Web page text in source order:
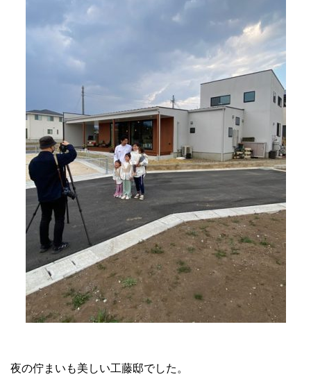
夜の佇まいも美しい工藤邸でした。